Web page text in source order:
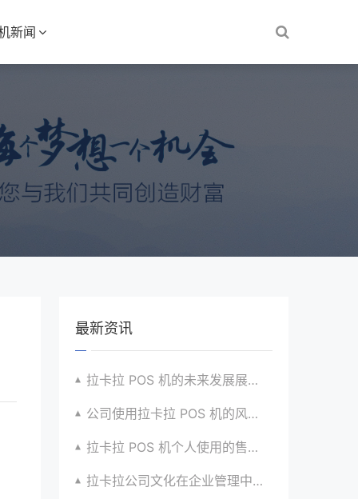
新闻
最新资讯
拉卡拉 POS 机的未来发展展望与战略规划
公司使用拉卡拉 POS 机的风险评估与应对
拉卡拉 POS 机个人使用的售后服务优化
拉卡拉公司文化在企业管理中的作用